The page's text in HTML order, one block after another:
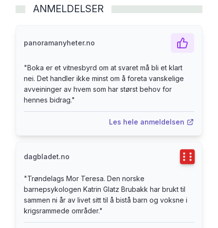
fortvilelse over å ha mistet begge foreldrene
sykehusansatte som hver dag risikerer livet for å
Dagbok fra Gazaviser hva krig gjør med
mennesker. I en tid hvor internasjonal presse
nektes tilgang til Gaza, dokumenterer den hvilken
ekstrem belastning alle i området lever med.
Samtidig er boka et vitnesbyrd om viljen folk har
til å hjelpe hverandre – ikke minst med å holde
håpet oppe. Dette er en dypt menneskelig
overveldende tap.
ANMELDELSER
panoramanyheter.no
"Boka er et vitnesbyrd om at svaret må bli et klart
nei. Det handler ikke minst om å foreta vanskelige
avveininger av hvem som har størst behov for
hennes bidrag."
Les hele anmeldelsen
dagbladet.no
"Trøndelags Mor Teresa. Den norske
barnepsykologen Katrin Glatz Brubakk har brukt til
sammen ni år av livet sitt til å bistå barn og voksne i
krigsrammede områder."